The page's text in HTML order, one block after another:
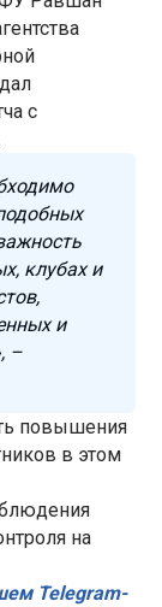
с
клубах и
и
–
повышения
в этом
на
Telegram-